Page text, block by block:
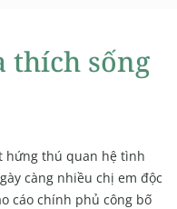
thích sống
hứng thú quan hệ tình
càng nhiều chị em độc
cáo chính phủ công bố